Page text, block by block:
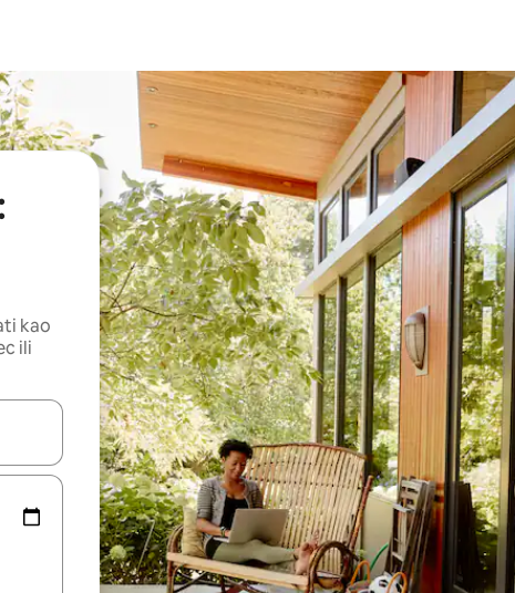
kao
ili
koristeći se strelicama prema gore i prema dolje, kao i